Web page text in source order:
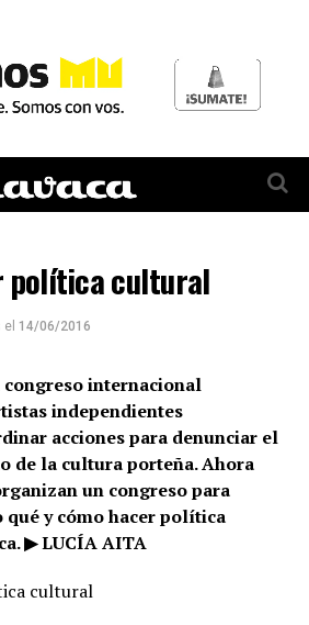
política cultural
el 14/06/2016
internacional
independientes
acciones para denunciar el
de la cultura porteña. Ahora
un congreso para
qué y cómo hacer política
▶ LUCÍA AITA